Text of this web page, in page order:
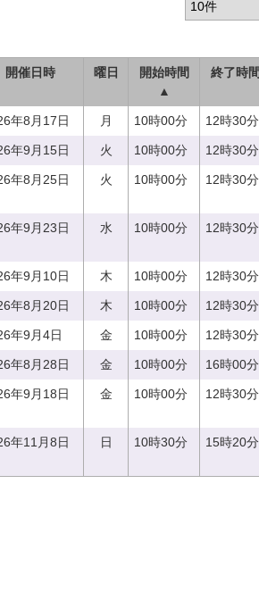
開催日時 曜日
開始時間
▲
終了時間
年8月17日 月 10時00分 12時30分
年9月15日 火 10時00分 12時30分
年8月25日 火 10時00分 12時30分
年9月23日 水 10時00分 12時30分
年9月10日 木 10時00分 12時30分
年8月20日 木 10時00分 12時30分
年9月4日 金 10時00分 12時30分
年8月28日 金 10時00分 16時00分
年9月18日 金 10時00分 12時30分
年11月8日 日 10時30分 15時20分